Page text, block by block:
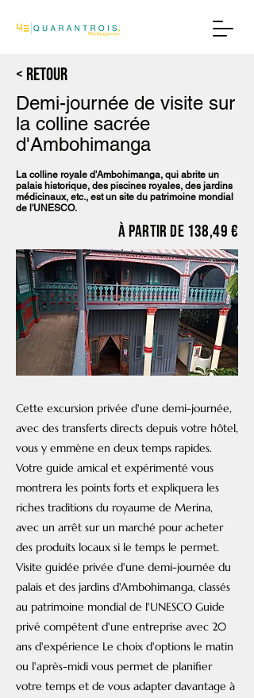
< Retour
Demi-journée de visite sur
la colline sacrée
d'Ambohimanga
La colline royale d'Ambohimanga, qui abrite un
palais historique, des piscines royales, des jardins
médicinaux, etc., est un site du patrimoine mondial
de l'UNESCO.
À partir de 138,49 €
Cette excursion privée d'une demi-journée,
avec des transferts directs depuis votre hôtel,
vous y emmène en deux temps rapides.
Votre guide amical et expérimenté vous
montrera les points forts et expliquera les
riches traditions du royaume de Merina,
avec un arrêt sur un marché pour acheter
des produits locaux si le temps le permet.
Visite guidée privée d'une demi-journée du
palais et des jardins d'Ambohimanga, classés
au patrimoine mondial de l'UNESCO Guide
privé compétent d'une entreprise avec 20
ans d'expérience Le choix d'options le matin
ou l'après-midi vous permet de planifier
votre temps et de vous adapter davantage à